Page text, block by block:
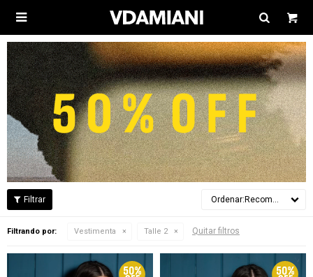

Recomendados
Filtrando por: Vestimenta Talle 2 Quitar filtros